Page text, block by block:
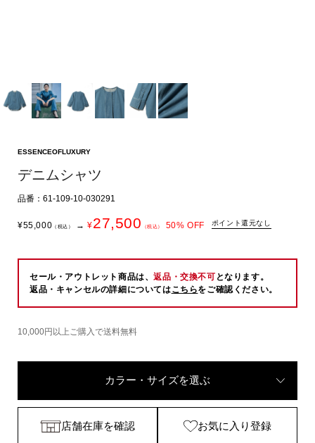
ESSENCEOFLUXURY
デニムシャツ
品番：61-109-10-030291
¥55,000 （税込） → ¥27,500 （税込） 50% OFF ポイント還元なし
セール・アウトレット商品は、返品・交換不可 となります。
返品・キャンセルの詳細についてはこちらをご確認ください。
10,000円以上ご購入で送料無料
カラー・サイズを選ぶ
店舗在庫を確認 お気に入り登録